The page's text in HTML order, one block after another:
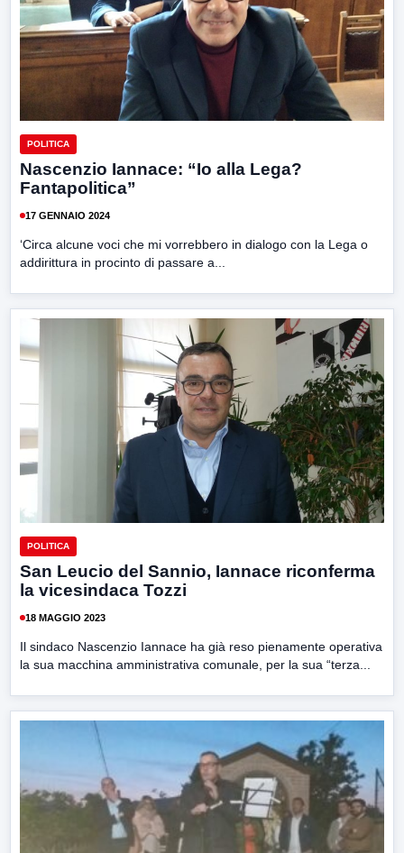
POLITICA
Nascenzio Iannace: “Io alla Lega?
Fantapolitica”
17 GENNAIO 2024
‘Circa alcune voci che mi vorrebbero in dialogo con la Lega o
addirittura in procinto di passare a...
POLITICA
San Leucio del Sannio, Iannace riconferma
la vicesindaca Tozzi
18 MAGGIO 2023
Il sindaco Nascenzio Iannace ha già reso pienamente operativa
la sua macchina amministrativa comunale, per la sua “terza...